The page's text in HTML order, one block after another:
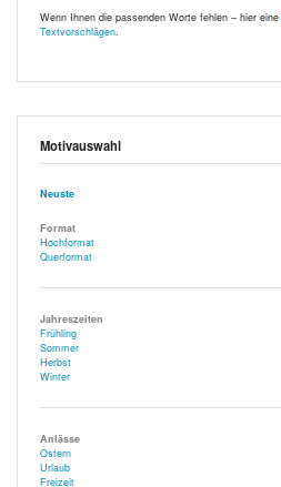
Wenn Ihnen die passenden Worte fehlen – hier eine
Textvorschlägen
Motivauswahl
Neuste
Format
Hochformat
Querformat
Jahreszeiten
Frühling
Sommer
Herbst
Winter
Anlässe
Ostern
Urlaub
Freizeit